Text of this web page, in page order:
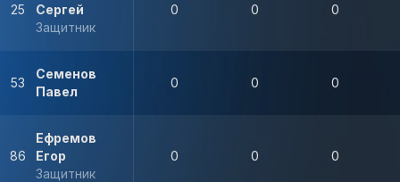
25
Сергей
Защитник
0 0 0
53
Семенов
Павел
0 0 0
86
Ефремов
Егор
Защитник
0 0 0